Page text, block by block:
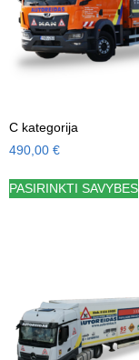
C kategorija
490,00 €
PASIRINKTI SAVYBES